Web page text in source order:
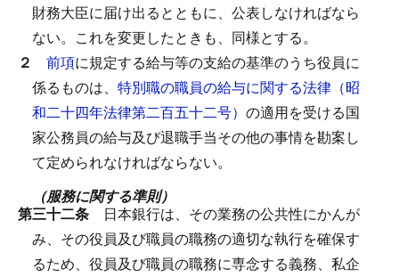
財務大臣に届け出るとともに、公表しなければなら
ない。 これを変更したときも、同様とする。
２ 前項に規定する給与等の支給の基準のうち役員に
係るものは、 特別職の職員の給与に関する法律（昭
和二十四年法律第二百五十二号） の適用を受ける国
家公務員の給与及び退職手当その他の事情を勘案し
て定められなければならない。
（服務に関する準則）
第三十二条 日本銀行は、その業務の公共性にかんが
み、その役員及び職員の職務の適切な執行を確保す
るため、役員及び職員の職務に専念する義務、私企